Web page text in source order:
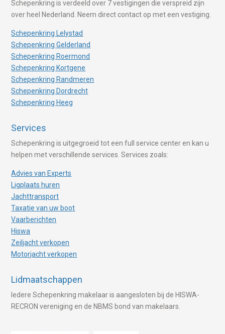
Schepenkring is verdeeld over 7 vestigingen die verspreid zijn
over heel Nederland. Neem direct contact op met een vestiging.
Schepenkring Lelystad
Schepenkring Gelderland
Schepenkring Roermond
Schepenkring Kortgene
Schepenkring Randmeren
Schepenkring Dordrecht
Schepenkring Heeg
Services
Schepenkring is uitgegroeid tot een full service center en kan u
helpen met verschillende services. Services zoals:
Advies van Experts
Ligplaats huren
Jachttransport
Taxatie van uw boot
Vaarberichten
Hiswa
Zeiljacht verkopen
Motorjacht verkopen
Lidmaatschappen
Iedere Schepenkring makelaar is aangesloten bij de HISWA-
RECRON vereniging en de NBMS bond van makelaars.